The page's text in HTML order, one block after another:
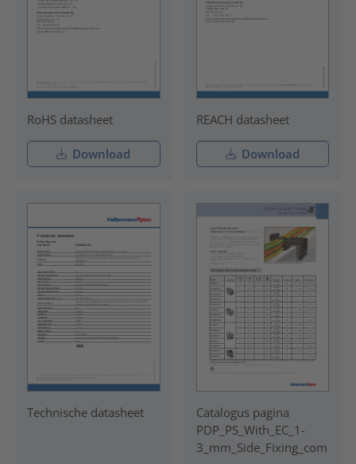
RoHS datasheet
Download
REACH datasheet
Download
Technische datasheet
Catalogus pagina
PDP_PS_With_EC_1-
3_mm_Side_Fixing_com